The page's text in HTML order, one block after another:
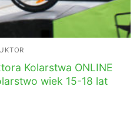
Kolarstwa ONLINE
wiek 15-18 lat